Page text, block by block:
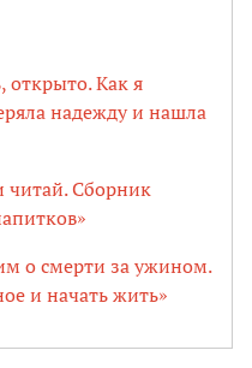
открыто. Как я
надежду и нашла
Сборник
о смерти за ужином.
и начать жить»